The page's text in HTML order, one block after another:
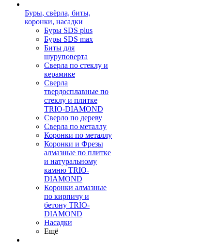
Буры, свёрла, биты,
коронки, насадки
Буры SDS plus
Буры SDS max
Биты для
шуруповерта
Сверла по стеклу и
керамике
Сверла
твердосплавные по
стеклу и плитке
TRIO-DIAMOND
Сверло по дереву
Сверла по металлу
Коронки по металлу
Коронки и Фрезы
алмазные по плитке
и натуральному
камню TRIO-
DIAMOND
Коронки алмазные
по кирпичу и
бетону TRIO-
DIAMOND
Насадки
Ещё